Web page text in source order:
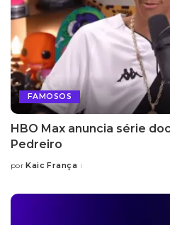
FAMOSOS
HBO Max anuncia série
Pedreiro
Posted
por Kaic França